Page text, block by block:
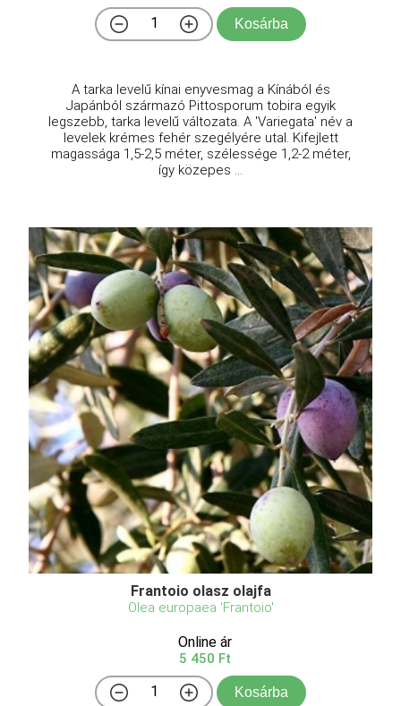
Kosárba
A tarka levelű kínai enyvesmag a Kínából és
Japánból származó Pittosporum tobira egyik
legszebb, tarka levelű változata. A 'Variegata' név a
levelek krémes fehér szegélyére utal. Kifejlett
magassága 1,5-2,5 méter, szélessége 1,2-2 méter,
így közepes ...
Frantoio olasz olajfa
Olea europaea 'Frantoio'
Online ár
5 450 Ft
Kosárba